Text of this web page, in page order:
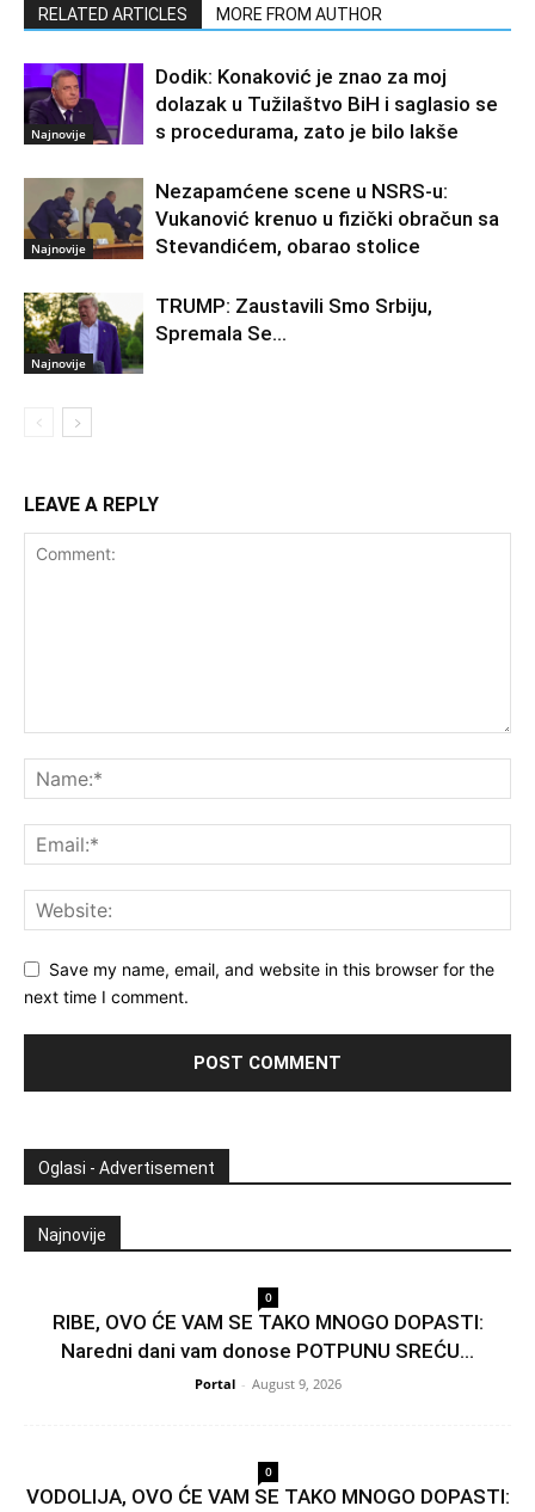
RELATED ARTICLES MORE FROM AUTHOR
Najnovije
Dodik: Konaković je znao za moj
dolazak u Tužilaštvo BiH i saglasio se
s procedurama, zato je bilo lakše
Najnovije
Nezapamćene scene u NSRS-u:
Vukanović krenuo u fizički obračun sa
Stevandićem, obarao stolice
Najnovije
TRUMP: Zaustavili Smo Srbiju,
Spremala Se…
LEAVE A REPLY
Save my name, email, and website in this browser for the
next time I comment.
Oglasi - Advertisement
Najnovije
0
RIBE, OVO ĆE VAM SE TAKO MNOGO DOPASTI:
Naredni dani vam donose POTPUNU SREĆU...
Portal - August 9, 2026
0
VODOLIJA, OVO ĆE VAM SE TAKO MNOGO DOPASTI: